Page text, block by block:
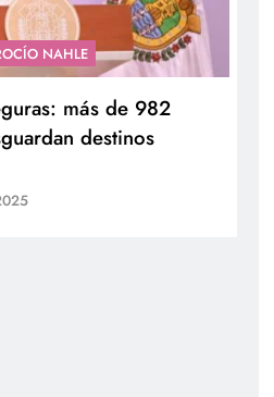
NAHLE
5 mil apoyos a
Familia